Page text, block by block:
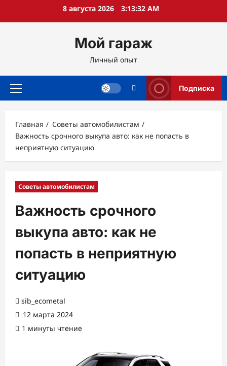
8 августа 2026 3:13:33 AM
Мой гараж
Личный опыт
Основное
Подписка
Главная
Советы автомобилистам
Важность срочного выкупа авто: как не попасть в
неприятную ситуацию
Советы автомобилистам
Важность срочного
выкупа авто: как не
попасть в неприятную
ситуацию
sib_ecometal
12 марта 2024
1 минуты чтение